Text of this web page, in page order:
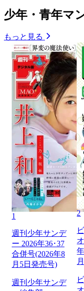
少年・青年マ
もっと見る
1
週刊少年サンデ
ー 2026年36･37
合併号(2026年8
月5日発売号)
週刊少年サンデ
2